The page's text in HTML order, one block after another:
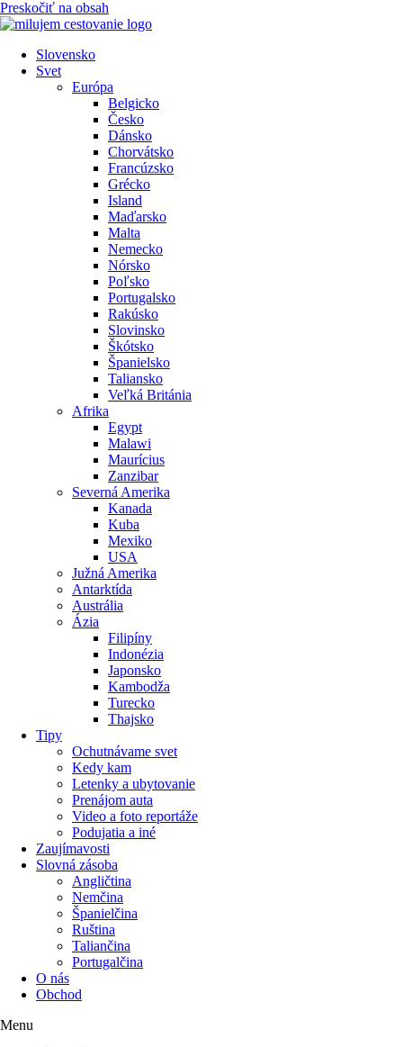
Preskočiť na obsah
Slovensko
Svet
Európa
Belgicko
Česko
Dánsko
Chorvátsko
Francúzsko
Grécko
Island
Maďarsko
Malta
Nemecko
Nórsko
Poľsko
Portugalsko
Rakúsko
Slovinsko
Škótsko
Španielsko
Taliansko
Veľká Británia
Afrika
Egypt
Malawi
Maurícius
Zanzibar
Severná Amerika
Kanada
Kuba
Mexiko
USA
Južná Amerika
Antarktída
Austrália
Ázia
Filipíny
Indonézia
Japonsko
Kambodža
Turecko
Thajsko
Tipy
Ochutnávame svet
Kedy kam
Letenky a ubytovanie
Prenájom auta
Video a foto reportáže
Podujatia a iné
Zaujímavosti
Slovná zásoba
Angličtina
Nemčina
Španielčina
Ruština
Taliančina
Portugalčina
O nás
Obchod
Menu